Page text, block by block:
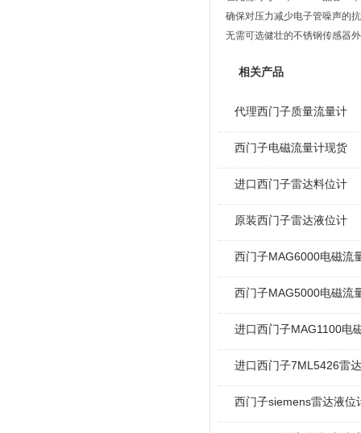
确保对压力减少电子管噪声的
无需可选健壮的不锈钢传感器
相关产品
代理西门子质量流量计
西门子电磁流量计现货
进口西门子雷达料位计
原装西门子雷达液位计
西门子MAG6000电磁流
西门子MAG5000电磁流
进口西门子MAG1100电
进口西门子7ML5426雷
西门子siemens雷达液位